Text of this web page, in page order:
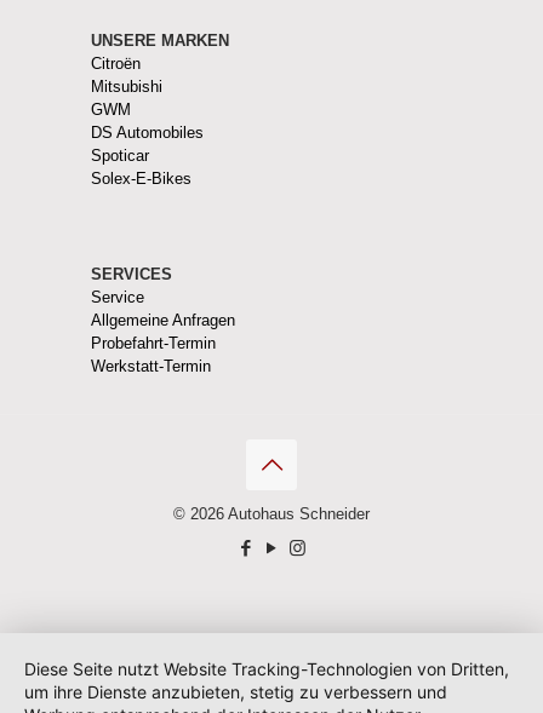
UNSERE MARKEN
Citroën
Mitsubishi
GWM
DS Automobiles
Spoticar
Solex-E-Bikes
SERVICES
Service
Allgemeine Anfragen
Probefahrt-Termin
Werkstatt-Termin
© 2026 Autohaus Schneider
Diese Seite nutzt Website Tracking-Technologien von Dritten,
um ihre Dienste anzubieten, stetig zu verbessern und